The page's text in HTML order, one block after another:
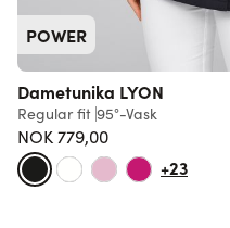
POWER
Dametunika LYON
Regular fit 95°-Vask
NOK 779,00
+23